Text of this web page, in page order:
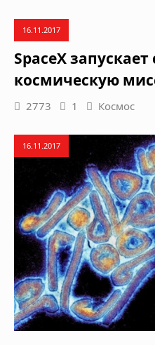
16.11.2017
SpaceX
космическую
2773 1 Космос
16.11.2017